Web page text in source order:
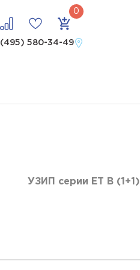
(495) 580-34-49
uo 120 в
УЗИП серии ET B (1+1)